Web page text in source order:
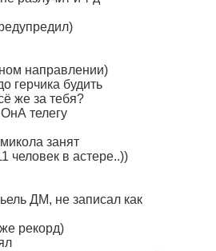
направлении)
герчика будить
же за тебя?
телегу
занят
человек в астере..))
ДМ, не записал как
рекорд)